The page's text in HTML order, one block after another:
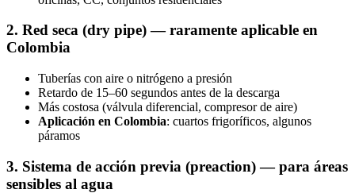
2. Red seca (dry pipe) — raramente aplicable en
Colombia
Tuberías con aire o nitrógeno a presión
Retardo de 15–60 segundos antes de la descarga
Más costosa (válvula diferencial, compresor de aire)
Aplicación en Colombia: cuartos frigoríficos, algunos
páramos
3. Sistema de acción previa (preaction) — para áreas
sensibles al agua